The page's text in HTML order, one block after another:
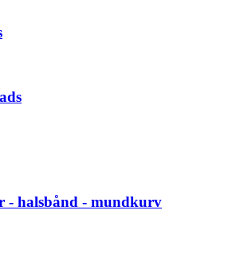
- halsbånd - mundkurv